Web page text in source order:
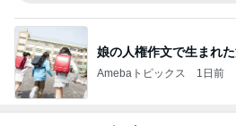
娘の人権作文で生まれ
Amebaトピックス 1日前